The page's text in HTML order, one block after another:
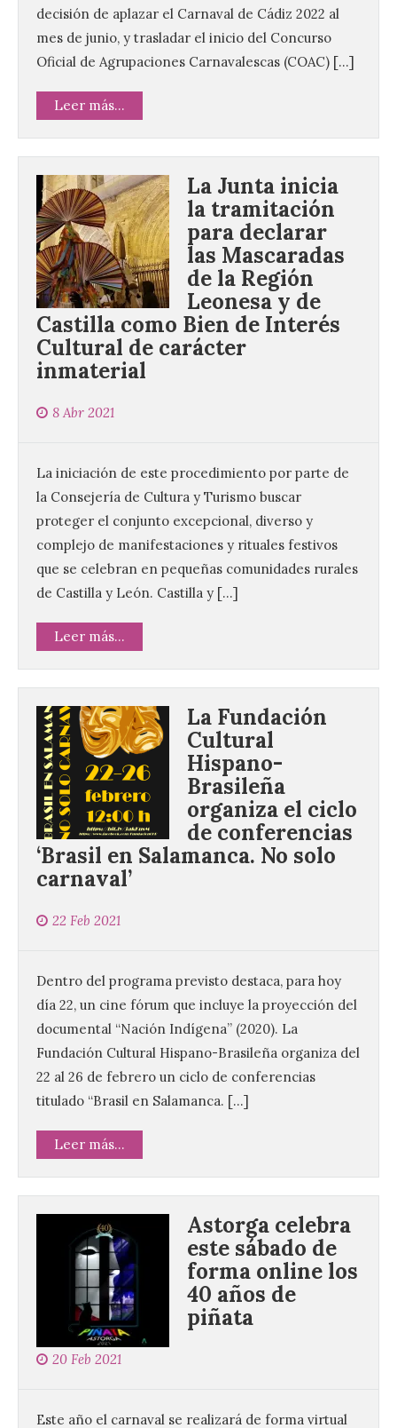
decisión de aplazar el Carnaval de Cádiz 2022 al
mes de junio, y trasladar el inicio del Concurso
Oficial de Agrupaciones Carnavalescas (COAC) […]
Leer más...
La Junta inicia
la tramitación
para declarar
las Mascaradas
de la Región
Leonesa y de
Castilla como Bien de Interés
Cultural de carácter
inmaterial
8 Abr 2021
La iniciación de este procedimiento por parte de
la Consejería de Cultura y Turismo buscar
proteger el conjunto excepcional, diverso y
complejo de manifestaciones y rituales festivos
que se celebran en pequeñas comunidades rurales
de Castilla y León. Castilla y […]
Leer más...
La Fundación
Cultural
Hispano-
Brasileña
organiza el ciclo
de conferencias
‘Brasil en Salamanca. No solo
carnaval’
22 Feb 2021
Dentro del programa previsto destaca, para hoy
día 22, un cine fórum que incluye la proyección del
documental “Nación Indígena” (2020). La
Fundación Cultural Hispano-Brasileña organiza del
22 al 26 de febrero un ciclo de conferencias
titulado “Brasil en Salamanca. […]
Leer más...
Astorga celebra
este sábado de
forma online los
40 años de
piñata
20 Feb 2021
Este año el carnaval se realizará de forma virtual